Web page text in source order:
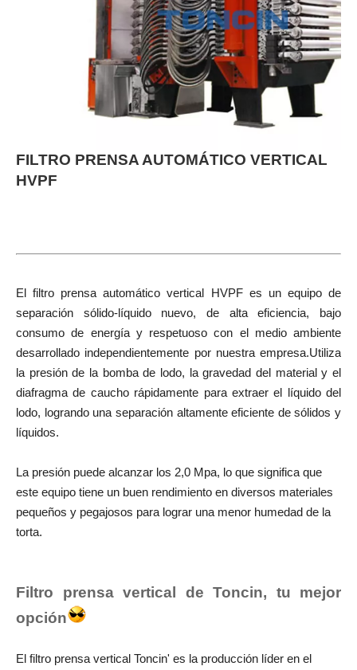
FILTRO PRENSA AUTOMÁTICO VERTICAL
HVPF
El filtro prensa automático vertical HVPF es un equipo de
separación sólido-líquido nuevo, de alta eficiencia, bajo
consumo de energía y respetuoso con el medio ambiente
desarrollado independientemente por nuestra empresa.Utiliza
la presión de la bomba de lodo, la gravedad del material y el
diafragma de caucho rápidamente para extraer el líquido del
lodo, logrando una separación altamente eficiente de sólidos y
líquidos.
La presión puede alcanzar los 2,0 Mpa, lo que significa que
este equipo tiene un buen rendimiento en diversos materiales
pequeños y pegajosos para lograr una menor humedad de la
torta.
Filtro prensa vertical de Toncin, tu mejor
opción
El filtro prensa vertical Toncin' es la producción líder en el